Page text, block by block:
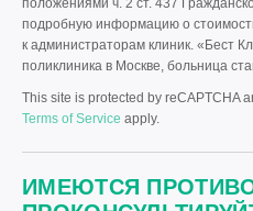
положениями ч. 2 ст. 437
подробную информацию о
к администраторам клиник. «Бест
поликлиника в Москве, больница
This site is protected by reCAPTCHA
Terms of Service apply.
ИМЕЮТСЯ